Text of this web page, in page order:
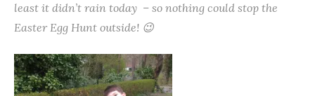
least it didn’t rain today – so nothing could stop the
Easter Egg Hunt outside! 😉